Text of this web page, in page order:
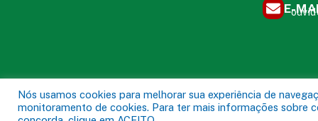
E-
Todos os direitos reservados a Prefeitura Municipal de
Nós usamos cookies para melhorar sua experiência de
monitoramento de cookies. Para ter mais informações sobre